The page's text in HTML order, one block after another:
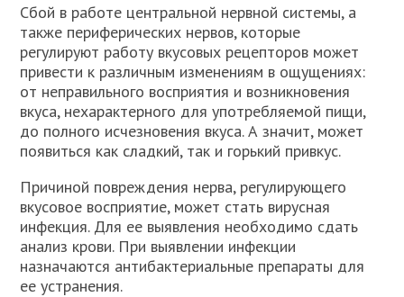
Сбой в работе центральной нервной системы, а
также периферических нервов, которые
регулируют работу вкусовых рецепторов может
привести к различным изменениям в ощущениях:
от неправильного восприятия и возникновения
вкуса, нехарактерного для употребляемой пищи,
до полного исчезновения вкуса. А значит, может
появиться как сладкий, так и горький привкус.
Причиной повреждения нерва, регулирующего
вкусовое восприятие, может стать вирусная
инфекция. Для ее выявления необходимо сдать
анализ крови. При выявлении инфекции
назначаются антибактериальные препараты для
ее устранения.